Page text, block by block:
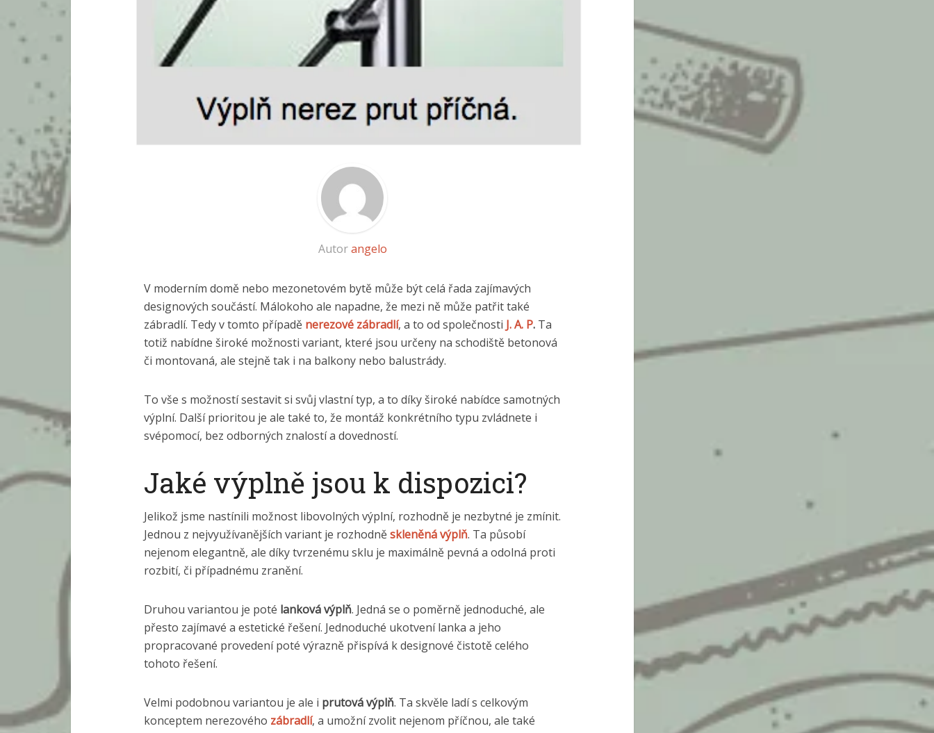
Autorangelo
V moderním domě nebo mezonetovém bytě může být celá řada zajímavých
designových součástí. Málokoho ale napadne, že mezi ně může patřit také
zábradlí. Tedy v tomto případě nerezové zábradlí, a to od společnosti J. A. P. Ta
totiž nabídne široké možnosti variant, které jsou určeny na schodiště betonová
či montovaná, ale stejně tak i na balkony nebo balustrády.
To vše s možností sestavit si svůj vlastní typ, a to díky široké nabídce samotných
výplní. Další prioritou je ale také to, že montáž konkrétního typu zvládnete i
svépomocí, bez odborných znalostí a dovedností.
Jaké výplně jsou k dispozici?
Jelikož jsme nastínili možnost libovolných výplní, rozhodně je nezbytné je zmínit.
Jednou z nejvyužívanějších variant je rozhodněskleněná výplň. Ta působí
nejenom elegantně, ale díky tvrzenému sklu je maximálně pevná a odolná proti
rozbití, či případnému zranění.
Druhou variantou je poté lanková výplň. Jedná se o poměrně jednoduché, ale
přesto zajímavé a estetické řešení. Jednoduché ukotvení lanka a jeho
propracované provedení poté výrazně přispívá k designové čistotě celého
tohoto řešení.
Velmi podobnou variantou je ale i prutová výplň. Ta skvěle ladí s celkovým
konceptem nerezového zábradlí, a umožní zvolit nejenom příčnou, ale také